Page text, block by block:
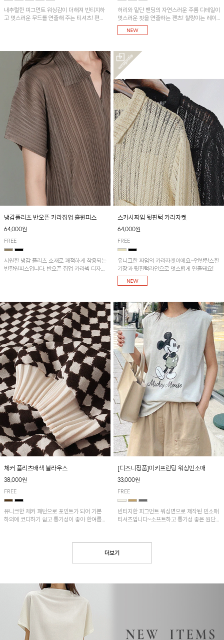
내추럴한 피그먼트 워싱감이 더해져 빈티지하
고 멋스러운 무드를 연출해 주는 티셔츠! 편안
허리와 밑단 밴딩의 자연스러운 주름 디테일이
멋스러운 핏을 연출하는 팬츠! 찰랑이는 레이
온 소재로 가볍고 시원하게 착용되며, 여유로
운 실루엣으로 활동성이 좋아 데일리 하게 즐
냉감플리츠 반오픈 카라집업 훌원피스
64,000원
FREE
시원한 냉감 플리츠 소재로 쾌적하게 착용되는
반팔원피스입니다. 반오픈 집업 카라넥 디자인
스카시짜임 뒷핀턱 카라자켓
64,000원
FREE
유니크한 짜임의 카라자켓이에요~언발란스한
기장과 뒷핀턱라인으로 멋스럽게 연출돼요!
체커 플리츠배색 블라우스
38,000원
FREE
유니크한 체커 패턴으로 포인트가 되어 기본
하의에 코디하기 쉽고 통기성이 좋아 한여름에
[디즈니정품]미키프린팅 워싱민소매
33,000원
FREE
빈티지한 피그먼트 워싱면으로 제작된 민소매
티셔츠입니다~소프트하고 통기성 좋은 원단
더보기